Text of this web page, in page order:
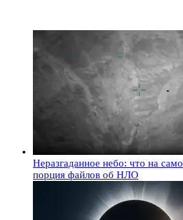
Неразгаданное небо: что на
порция файлов об НЛО